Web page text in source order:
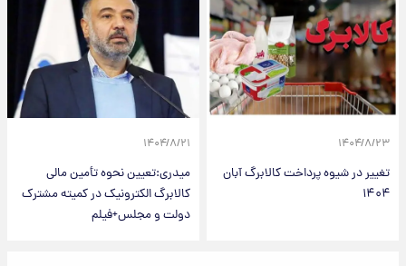
۱۴۰۴/۸/۲۳
تغییر در شیوه پرداخت کالابرگ آبان
۱۴۰۴
۱۴۰۴/۸/۲۱
میدری:تعیین نحوه تأمین مالی
کالابرگ الکترونیک در کمیته مشترک
دولت و مجلس+فیلم